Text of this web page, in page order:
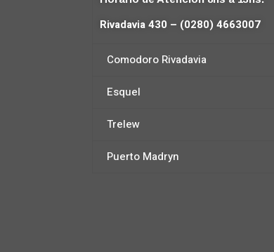
Rivadavia 430 – (0280) 4663007
Comodoro Rivadavia
Esquel
Trelew
Puerto Madryn